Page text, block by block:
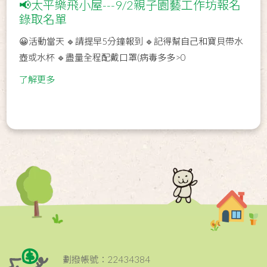
📢太平樂飛小屋---9/2親子園藝工作坊報名
錄取名單
😀活動當天 🔹請提早5分鐘報到 🔹記得幫自己和寶貝帶水
壺或水杯 🔹盡量全程配戴口罩(病毒多多>0
了解更多
劃撥帳號：22434384